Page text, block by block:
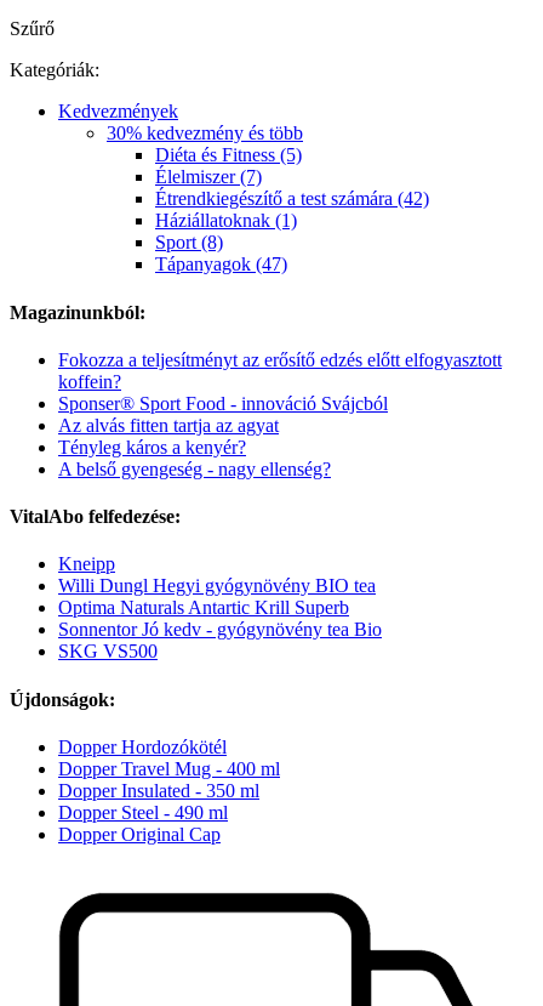
Szűrő
Kategóriák:
Kedvezmények
30% kedvezmény és több
Diéta és Fitness (5)
Élelmiszer (7)
Étrendkiegészítő a test számára (42)
Háziállatoknak (1)
Sport (8)
Tápanyagok (47)
Magazinunkból:
Fokozza a teljesítményt az erősítő edzés előtt elfogyasztott
koffein?
Sponser® Sport Food - innováció Svájcból
Az alvás fitten tartja az agyat
Tényleg káros a kenyér?
A belső gyengeség - nagy ellenség?
VitalAbo felfedezése:
Kneipp
Willi Dungl Hegyi gyógynövény BIO tea
Optima Naturals Antartic Krill Superb
Sonnentor Jó kedv - gyógynövény tea Bio
SKG VS500
Újdonságok:
Dopper Hordozókötél
Dopper Travel Mug - 400 ml
Dopper Insulated - 350 ml
Dopper Steel - 490 ml
Dopper Original Cap